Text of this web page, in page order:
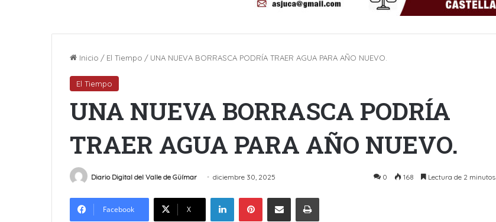
Inicio / El Tiempo / UNA NUEVA BORRASCA PODRÍA TRAER AGUA PARA AÑO NUEVO.
El Tiempo
UNA NUEVA BORRASCA PODRÍA
TRAER AGUA PARA AÑO NUEVO.
Diario Digital del Valle de Güímar diciembre 30, 2025 0 168 Lectura de 2 minutos
Facebook X
LinkedInPinterestCompartir por Email Imprimir